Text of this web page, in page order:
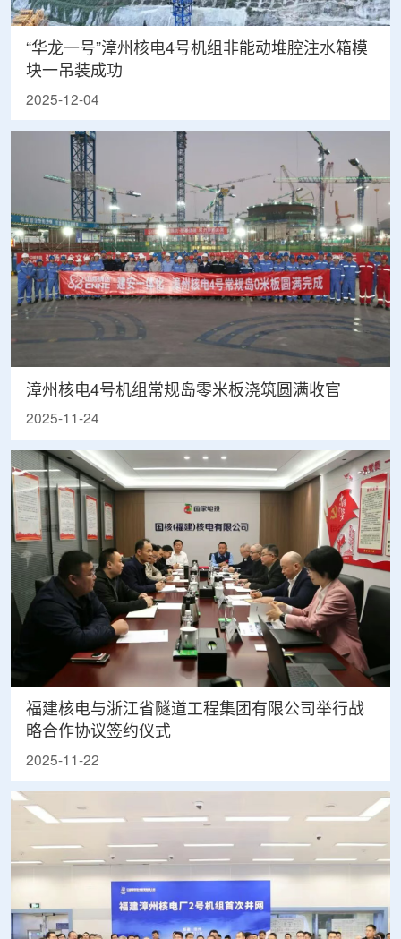
“华龙一号”漳州核电4号机组非能动堆腔注水箱模
块一吊装成功
2025-12-04
漳州核电4号机组常规岛零米板浇筑圆满收官
2025-11-24
福建核电与浙江省隧道工程集团有限公司举行战
略合作协议签约仪式
2025-11-22